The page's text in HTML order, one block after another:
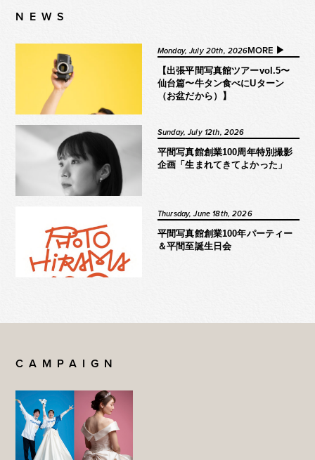
NEWS
MORE ▶︎
Monday, July 20th, 2026
【出張平間写真館ツアーvol.5〜
仙台篇〜牛タン食べにUターン
（お盆だから）】
Sunday, July 12th, 2026
平間写真館創業100周年特別撮影
企画「生まれてきてよかった」
Thursday, June 18th, 2026
平間写真館創業100年パーティー
＆平間至誕生日会
CAMPAIGN